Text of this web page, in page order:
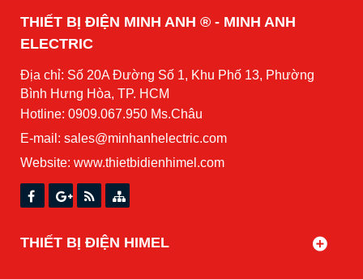
THIẾT BỊ ĐIỆN MINH ANH ® - MINH ANH
ELECTRIC
Địa chỉ: Số 20A Đường Số 1, Khu Phố 13, Phường
Bình Hưng Hòa, TP. HCM
Hotline: 0909.067.950 Ms.Châu
E-mail: sales@minhanhelectric.com
Website: www.thietbidienhimel.com
THIẾT BỊ ĐIỆN HIMEL